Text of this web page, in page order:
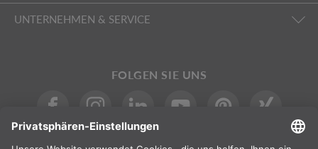
UNTERNEHMEN & SERVICE
FOLGEN SIE UNS